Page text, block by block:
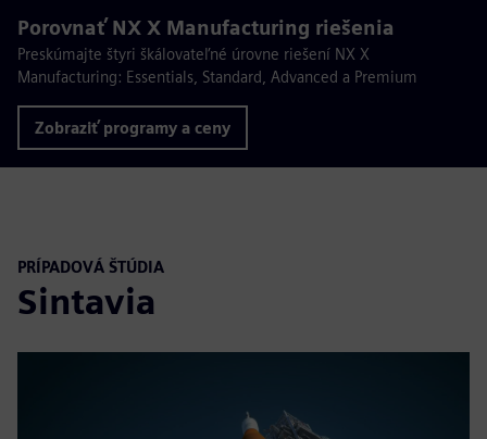
Porovnať NX X Manufacturing riešenia
Preskúmajte štyri škálovateľné úrovne riešení NX X
Manufacturing: Essentials, Standard, Advanced a Premium
Zobraziť programy a ceny
PRÍPADOVÁ ŠTÚDIA
Sintavia